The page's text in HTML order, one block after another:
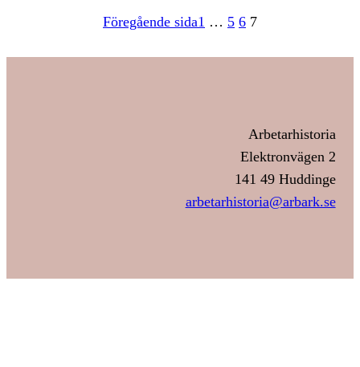
Föregående sida1 … 5 6 7
Arbetarhistoria
Elektronvägen 2
141 49 Huddinge
arbetarhistoria@arbark.se